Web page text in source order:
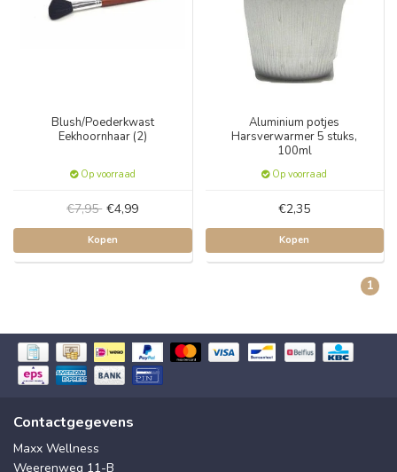
Blush/Poederkwast
Eekhoornhaar (2)
Op voorraad
€7,95 €4,99
Kopen
Aluminium potjes
Harsverwarmer 5 stuks,
100ml
Op voorraad
€2,35
Kopen
1
Contactgegevens
Maxx Wellness
Weerenweg 11-B